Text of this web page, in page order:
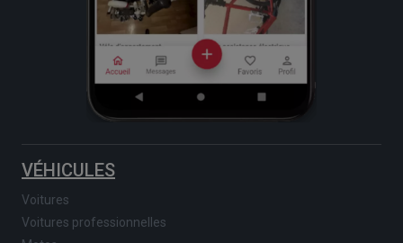
VÉHICULES
Voitures
Voitures professionnelles